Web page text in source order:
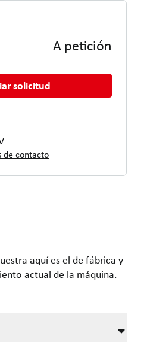
A petición
solicitud
de contacto
aquí es el de fábrica y
actual de la máquina.